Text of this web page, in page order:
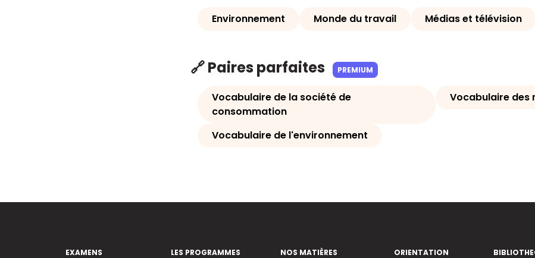
Environnement Monde du travail Médias et télévision
🔗 Paires parfaites PREMIUM
Vocabulaire de la société de
consommation
Vocabulaire des
Vocabulaire de l'environnement
EXAMENS
LES PROGRAMMES
NOS MATIÈRES
ORIENTATION